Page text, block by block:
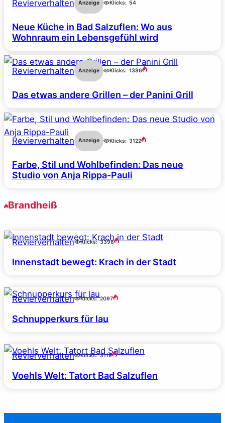
Revierverhalten Anzeige Klicks: 54
Neue Küche in Bad Salzuflen: Wo aus
Wohnraum ein Lebensgefühl wird
Revierverhalten Anzeige Klicks: 1386
Das etwas andere Grillen – der Panini Grill
Revierverhalten Anzeige Klicks: 3122
Farbe, Stil und Wohlbefinden: Das neue
Studio von Anja Rippa-Pauli
Brandheiß
Revierverhalten Klicks: 3398
Innenstadt bewegt: Krach in der Stadt
Revierverhalten Klicks: 2097
Schnupperkurs für lau
Revierverhalten Klicks: 3119
Voehls Welt: Tatort Bad Salzuflen